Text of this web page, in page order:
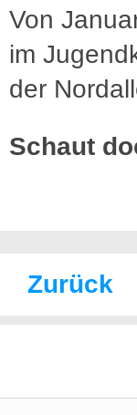
Von
im
der
Schaut
Zurück